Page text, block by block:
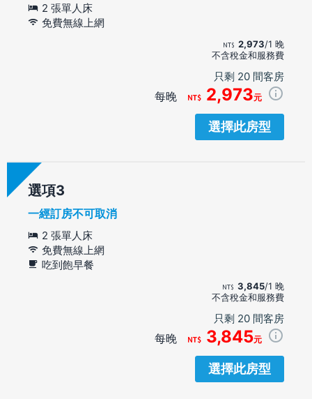
2 張單人床
免費無線上網
2,973/1 晚
不含稅金和服務費
只剩 20 間客房
每晚 2,973元
選擇此房型
選項
一經訂房不可取消
2 張單人床
免費無線上網
吃到飽早餐
3,845/1 晚
不含稅金和服務費
只剩 20 間客房
每晚 3,845元
選擇此房型